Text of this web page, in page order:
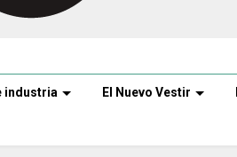
industria El Nuevo Vestir